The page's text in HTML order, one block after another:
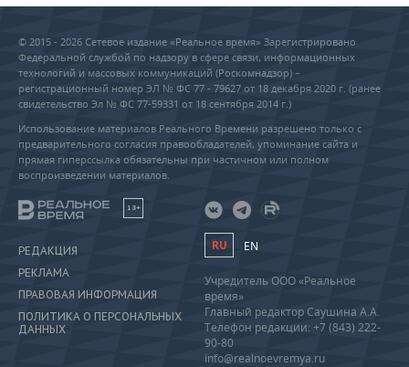
© 2015 - 2026 Сетевое издание «Реальное время» Зарегистрировано
Федеральной службой по надзору в сфере связи, информационных
технологий и массовых коммуникаций (Роскомнадзор) –
регистрационный номер ЭЛ № ФС 77 - 79627 от 18 декабря 2020 г. (ранее
свидетельство Эл № ФС 77-59331 от 18 сентября 2014 г.)
Использование материалов Реального Времени разрешено только с
предварительного согласия правообладателей, упоминание сайта и
прямая гиперссылка обязательны при частичном или полном
воспроизведении материалов.
18+
РЕДАКЦИЯ
РЕКЛАМА
ПРАВОВАЯ ИНФОРМАЦИЯ
ПОЛИТИКА О ПЕРСОНАЛЬНЫХ
ДАННЫХ
RU EN
Учредитель ООО «Реальное
время»
Главный редактор Саушина А.А.
Телефон редакции: +7 (843) 222-
90-80
info@realnoevremya.ru